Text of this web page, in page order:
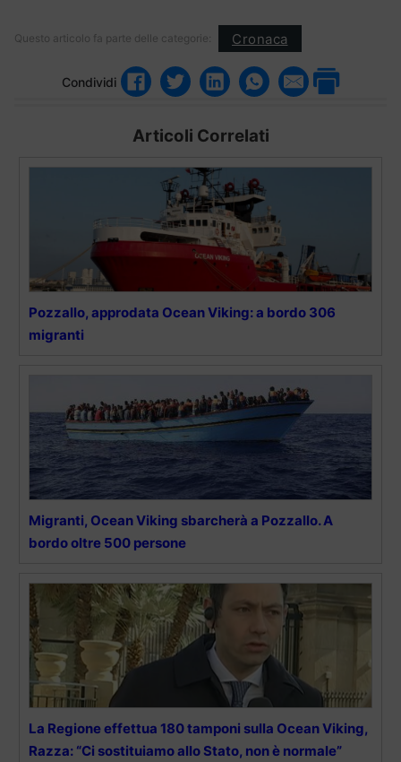
Questo articolo fa parte delle categorie: Cronaca
Condividi
Articoli Correlati
Pozzallo, approdata Ocean Viking: a bordo 306
migranti
Migranti, Ocean Viking sbarcherà a Pozzallo. A
bordo oltre 500 persone
La Regione effettua 180 tamponi sulla Ocean Viking,
Razza: “Ci sostituiamo allo Stato, non è normale”